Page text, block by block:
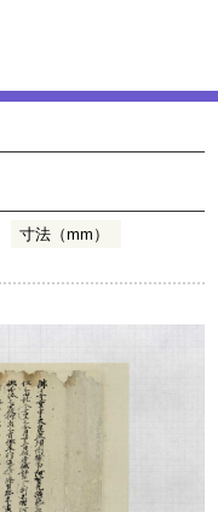
寸法（mm）